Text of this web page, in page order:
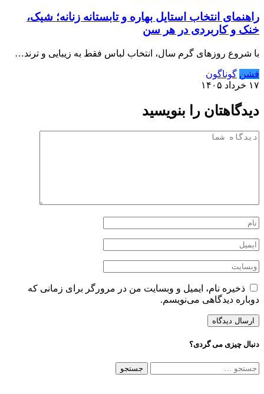
راهنمای انتخاب استایل بهاره و تابستانه زنانه؛ شیک،
خنک و کاربردی در هر سن
با شروع روزهای گرم سال، انتخاب لباس فقط به زیبایی و ترند…
فشن گوناگون
۱۷ خرداد ۱۴۰۵
دیدگاهتان را بنویسید
ذخیره نام، ایمیل و وبسایت من در مرورگر برای زمانی که
دوباره دیدگاهی می‌نویسم.
دنبال چیزی می گردی؟
جستجو